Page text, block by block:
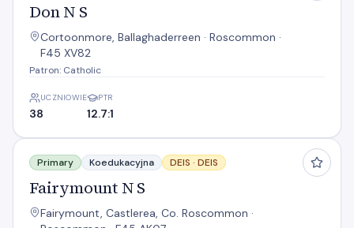
Don N S
Cortoonmore, Ballaghaderreen · Roscommon ·
F45 XV82
Patron: Catholic
UCZNIOWIE
38
PTR
12.7:1
Fairymount N S
Primary Koedukacyjna DEIS · DEIS
Fairymount N S
Fairymount, Castlerea, Co. Roscommon ·